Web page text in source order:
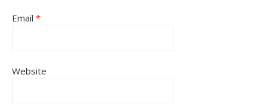
Email *
Website